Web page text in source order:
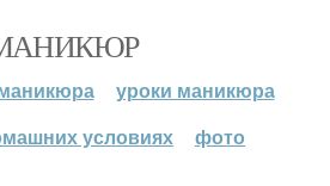
уроки маникюра
условиях
фото